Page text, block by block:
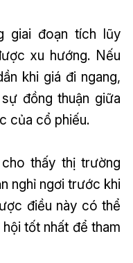
giai đoạn tích lũy
xu hướng. Nếu
khi giá đi ngang,
đồng thuận giữa
của cổ phiếu.
thấy thị trường
nghỉ ngơi trước khi
điều này có thể
tốt nhất để tham